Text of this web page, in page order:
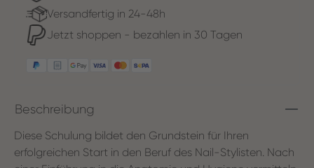
Versandfertig in 24-48h
Jetzt shoppen - bezahlen in 30 Tagen
Beschreibung
Diese Schulung bildet den Grundstein für Ihren
erfolgreichen Start in den Beruf des Nail-Stylisten. Nach